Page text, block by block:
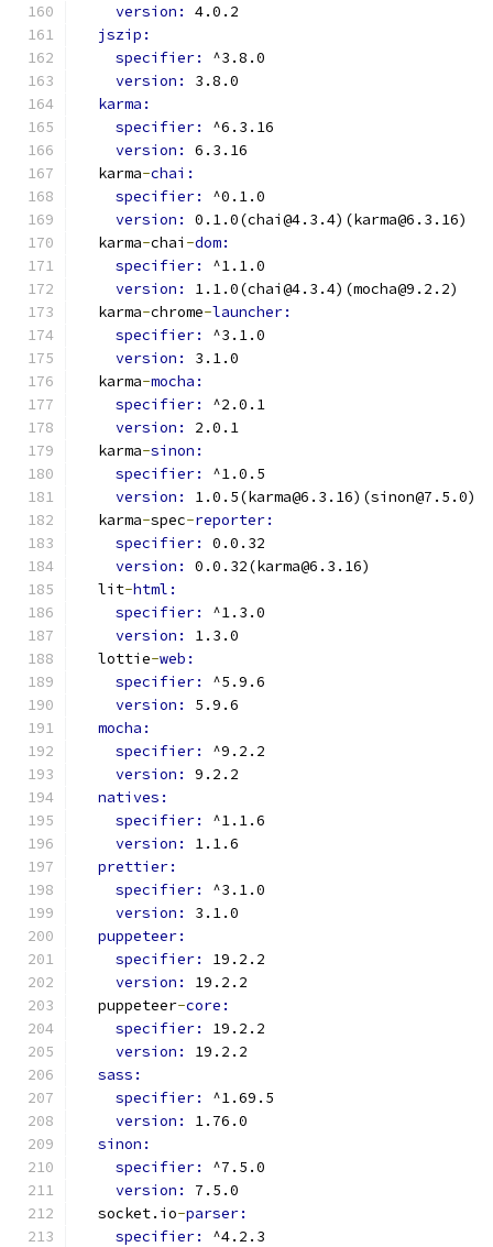
version: 4.0.2
jszip:
specifier: ^3.8.0
version: 3.8.0
karma:
specifier: ^6.3.16
version: 6.3.16
  karma
-chai:
specifier: ^0.1.0
version: 0.1.0(chai@4.3.4)(karma@6.3.16)
  karma
-chai -dom:
specifier: ^1.1.0
version: 1.1.0(chai@4.3.4)(mocha@9.2.2)
  karma
-chrome-launcher:
specifier: ^3.1.0
version: 3.1.0
  karma
-mocha:
specifier: ^2.0.1
version: 2.0.1
  karma
-sinon:
specifier: ^1.0.5
version: 1.0.5(karma@6.3.16)(sinon@7.5.0)
  karma
-spec-reporter:
specifier: 0.0.32
version: 0.0.32(karma@6.3.16)
  lit
-html:
specifier: ^1.3.0
version: 1.3.0
  lottie
-web:
specifier: ^5.9.6
version: 5.9.6
mocha:
specifier: ^9.2.2
version: 9.2.2
natives:
specifier: ^1.1.6
version: 1.1.6
prettier:
specifier: ^3.1.0
version: 3.1.0
puppeteer:
specifier: 19.2.2
version: 19.2.2
  puppeteer
-core:
specifier: 19.2.2
version: 19.2.2
sass:
specifier: ^1.69.5
version: 1.76.0
sinon:
specifier: ^7.5.0
version: 7.5.0
  socket.io
-parser:
specifier: ^4.2.3